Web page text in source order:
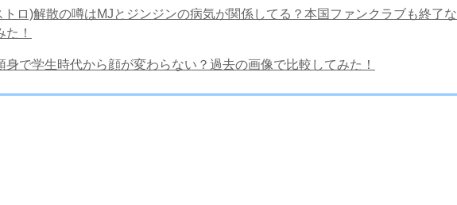
ロ)解散の噂はMJとジンジンの病気が関係してる？本国ファンクラブも終了な
！
身で学生時代から顔が変わらない？過去の画像で比較してみた！